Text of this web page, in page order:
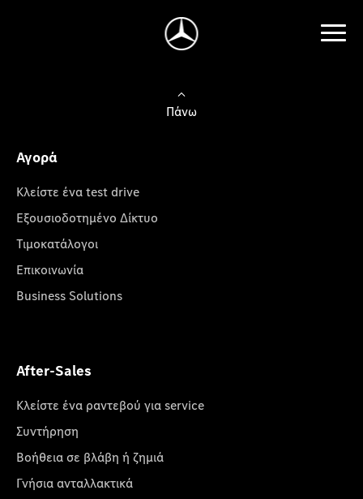
Πάνω
Αγορά
Κλείστε ένα test drive
Εξουσιοδοτημένο Δίκτυο
Τιμοκατάλογοι
Επικοινωνία
Business Solutions
After-Sales
Κλείστε ένα ραντεβού για service
Συντήρηση
Βοήθεια σε βλάβη ή ζημιά
Γνήσια ανταλλακτικά